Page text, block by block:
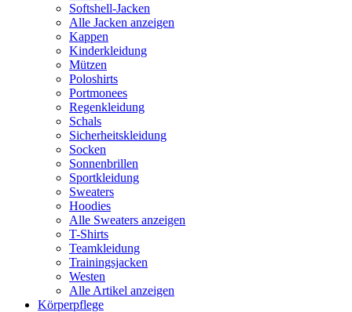
Softshell-Jacken
Alle Jacken anzeigen
Kappen
Kinderkleidung
Mützen
Poloshirts
Portmonees
Regenkleidung
Schals
Sicherheitskleidung
Socken
Sonnenbrillen
Sportkleidung
Sweaters
Hoodies
Alle Sweaters anzeigen
T-Shirts
Teamkleidung
Trainingsjacken
Westen
Alle Artikel anzeigen
Körperpflege